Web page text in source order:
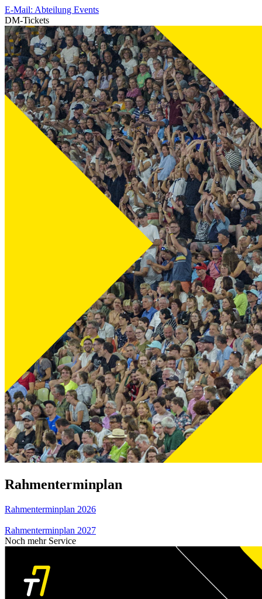
E-Mail: Abteilung Events
DM-Tickets
Rahmenterminplan
Rahmenterminplan 2026
Rahmenterminplan 2027
Noch mehr Service